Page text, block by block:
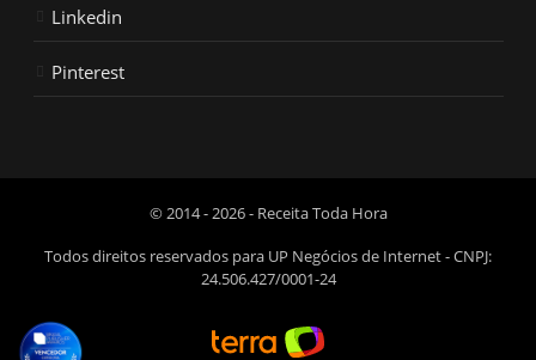
Linkedin
Pinterest
© 2014 - 2026 - Receita Toda Hora
Todos direitos reservados para UP Negócios de Internet - CNPJ:
24.506.427/0001-24